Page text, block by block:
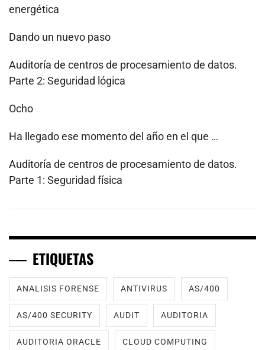
energética
Dando un nuevo paso
Auditoría de centros de procesamiento de datos.
Parte 2: Seguridad lógica
Ocho
Ha llegado ese momento del año en el que …
Auditoría de centros de procesamiento de datos.
Parte 1: Seguridad física
ETIQUETAS
ANALISIS FORENSE ANTIVIRUS AS/400
AS/400 SECURITY AUDIT AUDITORIA
AUDITORIA ORACLE CLOUD COMPUTING